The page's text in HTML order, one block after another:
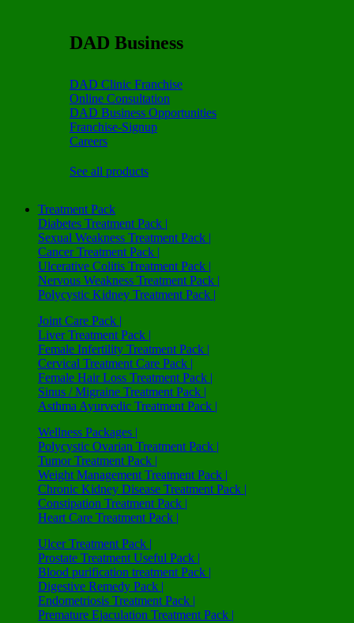
DAD Business
DAD Clinic Franchise
Online Consultation
DAD Business Opportunities
Franchise-Signup
Careers
See all products
Treatment Pack
Diabetes Treatment Pack |
Sexual Weakness Treatment Pack |
Cancer Treatment Pack |
Ulcerative Colitis Treatment Pack |
Nervous Weakness Treatment Pack |
Polycystic Kidney Treatment Pack |
Joint Care Pack |
Liver Treatment Pack |
Female Infertility Treatment Pack |
Cervical Treatment Care Pack |
Female Hair Loss Treatment Pack |
Sinus / Migraine Treatment Pack |
Asthma Ayurvedic Treatment Pack |
Wellness Packages |
Polycystic Ovarian Treatment Pack |
Tumor Treatment Pack |
Weight Management Treatment Pack |
Chronic Kidney Disease Treatment Pack |
Constipation Treatment Pack |
Heart Care Treatment Pack |
Ulcer Treatment Pack |
Prostate Treatment Useful Pack |
Blood purification treatment Pack |
Digestive Remedy Pack |
Endometriosis Treatment Pack |
Premature Ejaculation Treatment Pack |